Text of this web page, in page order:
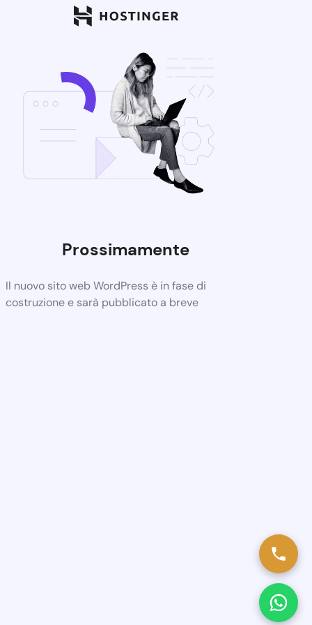
Prossimamente
Il nuovo sito web WordPress è in fase di
costruzione e sarà pubblicato a breve